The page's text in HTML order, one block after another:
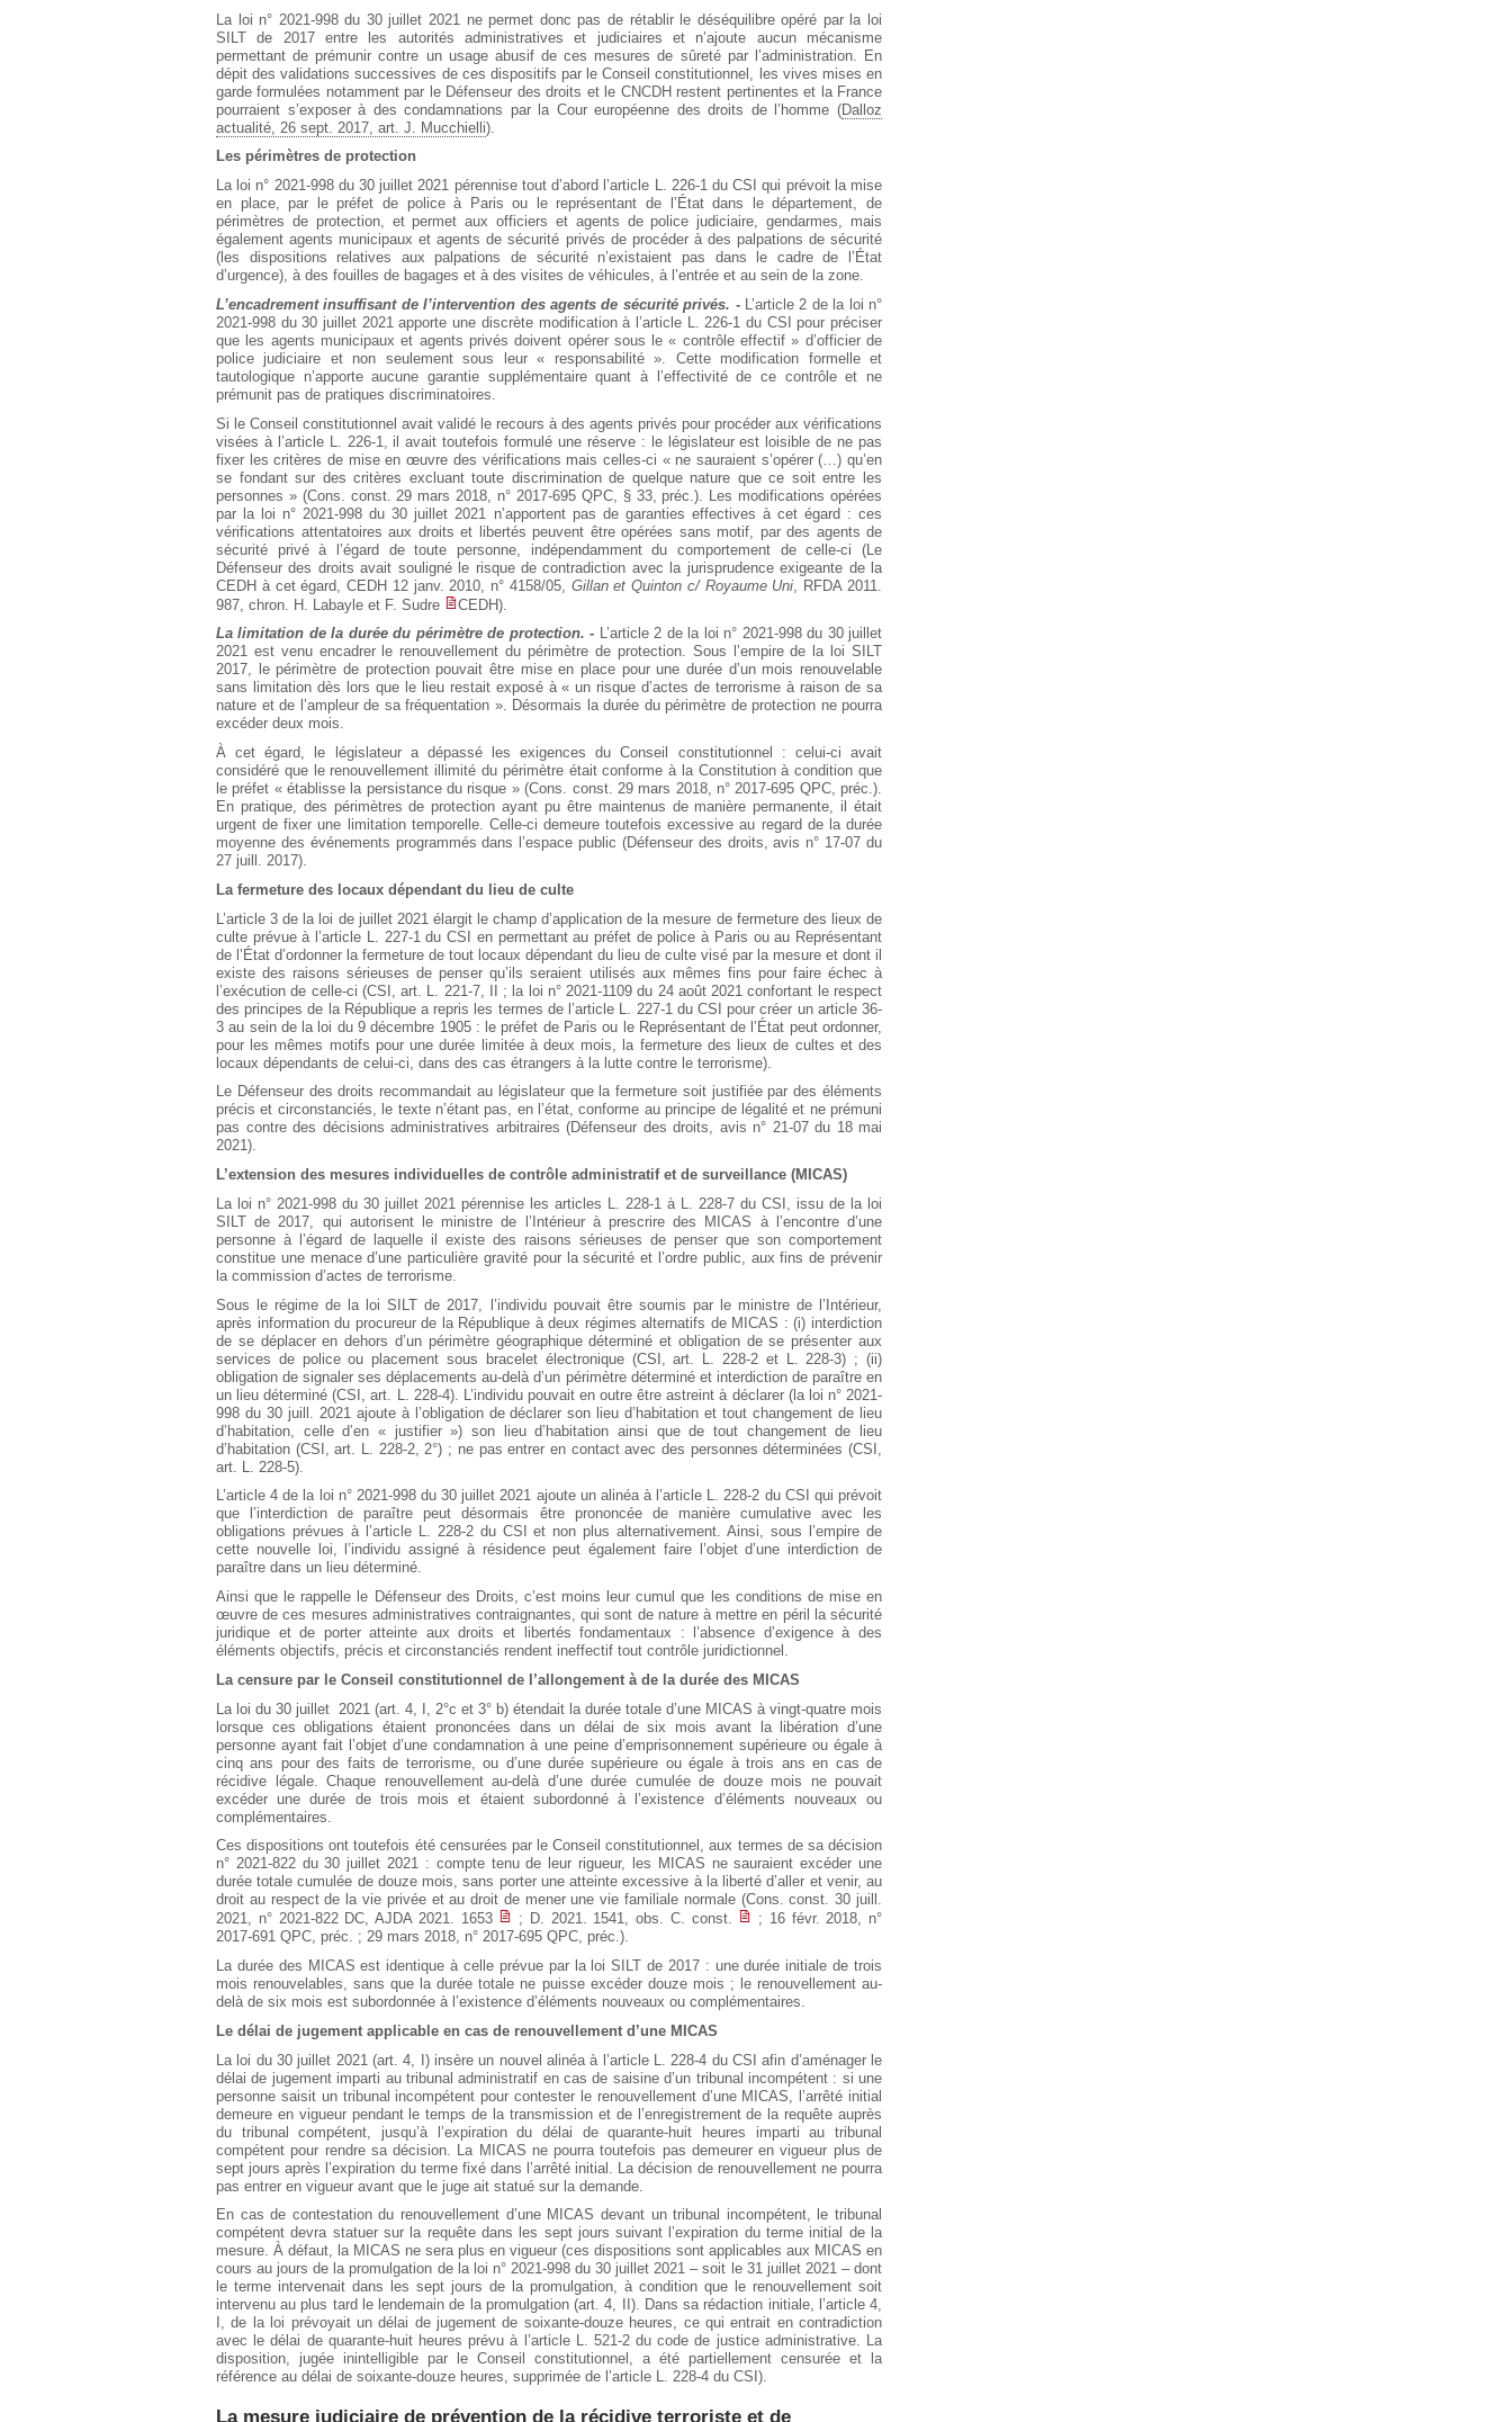
La loi n° 2021-998 du 30 juillet 2021 ne permet donc pas de rétablir le déséquilibre opéré par la loi
SILT de 2017 entre les autorités administratives et judiciaires et n’ajoute aucun mécanisme
permettant de prémunir contre un usage abusif de ces mesures de sûreté par l’administration. En
dépit des validations successives de ces dispositifs par le Conseil constitutionnel, les vives mises en
garde formulées notamment par le Défenseur des droits et le CNCDH restent pertinentes et la France
pourraient s’exposer à des condamnations par la Cour européenne des droits de l’homme (Dalloz
actualité, 26 sept. 2017, art. J. Mucchielli).
Les périmètres de protection
La loi n° 2021-998 du 30 juillet 2021 pérennise tout d’abord l’article L. 226-1 du CSI qui prévoit la mise
en place, par le préfet de police à Paris ou le représentant de l’État dans le département, de
périmètres de protection, et permet aux officiers et agents de police judiciaire, gendarmes, mais
également agents municipaux et agents de sécurité privés de procéder à des palpations de sécurité
(les dispositions relatives aux palpations de sécurité n’existaient pas dans le cadre de l’État
d’urgence), à des fouilles de bagages et à des visites de véhicules, à l’entrée et au sein de la zone.
L’encadrement insuffisant de l’intervention des agents de sécurité privés. -L’article 2 de la loi n°
2021-998 du 30 juillet 2021 apporte une discrète modification à l’article L. 226-1 du CSI pour préciser
que les agents municipaux et agents privés doivent opérer sous le « contrôle effectif » d’officier de
police judiciaire et non seulement sous leur « responsabilité ». Cette modification formelle et
tautologique n’apporte aucune garantie supplémentaire quant à l’effectivité de ce contrôle et ne
prémunit pas de pratiques discriminatoires.
Si le Conseil constitutionnel avait validé le recours à des agents privés pour procéder aux vérifications
visées à l’article L. 226-1, il avait toutefois formulé une réserve : le législateur est loisible de ne pas
fixer les critères de mise en œuvre des vérifications mais celles-ci « ne sauraient s’opérer (…) qu’en
se fondant sur des critères excluant toute discrimination de quelque nature que ce soit entre les
personnes » (Cons. const. 29 mars 2018, n° 2017-695 QPC, § 33, préc.). Les modifications opérées
par la loi n° 2021-998 du 30 juillet 2021 n’apportent pas de garanties effectives à cet égard : ces
vérifications attentatoires aux droits et libertés peuvent être opérées sans motif, par des agents de
sécurité privé à l’égard de toute personne, indépendamment du comportement de celle-ci (Le
Défenseur des droits avait souligné le risque de contradiction avec la jurisprudence exigeante de la
CEDH à cet égard, CEDH 12 janv. 2010, n° 4158/05, Gillan et Quinton c/ Royaume Uni , RFDA 2011.
987, chron. H. Labayle et F. Sudre
CEDH).
La limitation de la durée du périmètre de protection. - L’article 2 de la loi n° 2021-998 du 30 juillet
2021 est venu encadrer le renouvellement du périmètre de protection. Sous l’empire de la loi SILT
2017, le périmètre de protection pouvait être mise en place pour une durée d’un mois renouvelable
sans limitation dès lors que le lieu restait exposé à « un risque d’actes de terrorisme à raison de sa
nature et de l’ampleur de sa fréquentation ». Désormais la durée du périmètre de protection ne pourra
excéder deux mois.
À cet égard, le législateur a dépassé les exigences du Conseil constitutionnel : celui-ci avait
considéré que le renouvellement illimité du périmètre était conforme à la Constitution à condition que
le préfet « établisse la persistance du risque » (Cons. const. 29 mars 2018, n° 2017-695 QPC, préc.).
En pratique, des périmètres de protection ayant pu être maintenus de manière permanente, il était
urgent de fixer une limitation temporelle. Celle-ci demeure toutefois excessive au regard de la durée
moyenne des événements programmés dans l’espace public (Défenseur des droits, avis n° 17-07 du
27 juill. 2017).
La fermeture des locaux dépendant du lieu de culte
L’article 3 de la loi de juillet 2021 élargit le champ d’application de la mesure de fermeture des lieux de
culte prévue à l’article L. 227-1 du CSI en permettant au préfet de police à Paris ou au Représentant
de l’État d’ordonner la fermeture de tout locaux dépendant du lieu de culte visé par la mesure et dont il
existe des raisons sérieuses de penser qu’ils seraient utilisés aux mêmes fins pour faire échec à
l’exécution de celle-ci (CSI, art. L. 221-7, II ; la loi n° 2021-1109 du 24 août 2021 confortant le respect
des principes de la République a repris les termes de l’article L. 227-1 du CSI pour créer un article 36-
3 au sein de la loi du 9 décembre 1905 : le préfet de Paris ou le Représentant de l’État peut ordonner,
pour les mêmes motifs pour une durée limitée à deux mois, la fermeture des lieux de cultes et des
locaux dépendants de celui-ci, dans des cas étrangers à la lutte contre le terrorisme).
Le Défenseur des droits recommandait au législateur que la fermeture soit justifiée par des éléments
précis et circonstanciés, le texte n’étant pas, en l’état, conforme au principe de légalité et ne prémuni
pas contre des décisions administratives arbitraires (Défenseur des droits, avis n° 21-07 du 18 mai
2021).
L’extension des mesures individuelles de contrôle administratif et de surveillance (MICAS)
La loi n° 2021-998 du 30 juillet 2021 pérennise les articles L. 228-1 à L. 228-7 du CSI, issu de la loi
SILT de 2017, qui autorisent le ministre de l’Intérieur à prescrire des MICAS à l’encontre d’une
personne à l’égard de laquelle il existe des raisons sérieuses de penser que son comportement
constitue une menace d’une particulière gravité pour la sécurité et l’ordre public, aux fins de prévenir
la commission d’actes de terrorisme.
Sous le régime de la loi SILT de 2017, l’individu pouvait être soumis par le ministre de l’Intérieur,
après information du procureur de la République à deux régimes alternatifs de MICAS : (i) interdiction
de se déplacer en dehors d’un périmètre géographique déterminé et obligation de se présenter aux
services de police ou placement sous bracelet électronique (CSI, art. L. 228-2 et L. 228-3) ; (ii)
obligation de signaler ses déplacements au-delà d’un périmètre déterminé et interdiction de paraître en
un lieu déterminé (CSI, art. L. 228-4). L’individu pouvait en outre être astreint à déclarer (la loi n° 2021-
998 du 30 juill. 2021 ajoute à l’obligation de déclarer son lieu d’habitation et tout changement de lieu
d’habitation, celle d’en « justifier ») son lieu d’habitation ainsi que de tout changement de lieu
d’habitation (CSI, art. L. 228-2, 2°) ; ne pas entrer en contact avec des personnes déterminées (CSI,
art. L. 228-5).
L’article 4 de la loi n° 2021-998 du 30 juillet 2021 ajoute un alinéa à l’article L. 228-2 du CSI qui prévoit
que l’interdiction de paraître peut désormais être prononcée de manière cumulative avec les
obligations prévues à l’article L. 228-2 du CSI et non plus alternativement. Ainsi, sous l’empire de
cette nouvelle loi, l’individu assigné à résidence peut également faire l’objet d’une interdiction de
paraître dans un lieu déterminé.
Ainsi que le rappelle le Défenseur des Droits, c’est moins leur cumul que les conditions de mise en
œuvre de ces mesures administratives contraignantes, qui sont de nature à mettre en péril la sécurité
juridique et de porter atteinte aux droits et libertés fondamentaux : l’absence d’exigence à des
éléments objectifs, précis et circonstanciés rendent ineffectif tout contrôle juridictionnel.
La censure par le Conseil constitutionnel de l’allongement à de la durée des MICAS
La loi du 30 juillet 2021 (art. 4, I, 2°c et 3° b) étendait la durée totale d’une MICAS à vingt-quatre mois
lorsque ces obligations étaient prononcées dans un délai de six mois avant la libération d’une
personne ayant fait l’objet d’une condamnation à une peine d’emprisonnement supérieure ou égale à
cinq ans pour des faits de terrorisme, ou d’une durée supérieure ou égale à trois ans en cas de
récidive légale. Chaque renouvellement au-delà d’une durée cumulée de douze mois ne pouvait
excéder une durée de trois mois et étaient subordonné à l’existence d’éléments nouveaux ou
complémentaires.
Ces dispositions ont toutefois été censurées par le Conseil constitutionnel, aux termes de sa décision
n° 2021-822 du 30 juillet 2021 : compte tenu de leur rigueur, les MICAS ne sauraient excéder une
durée totale cumulée de douze mois, sans porter une atteinte excessive à la liberté d’aller et venir, au
droit au respect de la vie privée et au droit de mener une vie familiale normale (Cons. const. 30 juill.
2021, n° 2021-822 DC, AJDA 2021. 1653
; D. 2021. 1541, obs. C. const.
; 16 févr. 2018, n°
2017-691 QPC, préc. ; 29 mars 2018, n° 2017-695 QPC, préc.).
La durée des MICAS est identique à celle prévue par la loi SILT de 2017 : une durée initiale de trois
mois renouvelables, sans que la durée totale ne puisse excéder douze mois ; le renouvellement au-
delà de six mois est subordonnée à l’existence d’éléments nouveaux ou complémentaires.
Le délai de jugement applicable en cas de renouvellement d’une MICAS
La loi du 30 juillet 2021 (art. 4, I) insère un nouvel alinéa à l’article L. 228-4 du CSI afin d’aménager le
délai de jugement imparti au tribunal administratif en cas de saisine d’un tribunal incompétent : si une
personne saisit un tribunal incompétent pour contester le renouvellement d’une MICAS, l’arrêté initial
demeure en vigueur pendant le temps de la transmission et de l’enregistrement de la requête auprès
du tribunal compétent, jusqu’à l’expiration du délai de quarante-huit heures imparti au tribunal
compétent pour rendre sa décision. La MICAS ne pourra toutefois pas demeurer en vigueur plus de
sept jours après l’expiration du terme fixé dans l’arrêté initial. La décision de renouvellement ne pourra
pas entrer en vigueur avant que le juge ait statué sur la demande.
En cas de contestation du renouvellement d’une MICAS devant un tribunal incompétent, le tribunal
compétent devra statuer sur la requête dans les sept jours suivant l’expiration du terme initial de la
mesure. À défaut, la MICAS ne sera plus en vigueur (ces dispositions sont applicables aux MICAS en
cours au jours de la promulgation de la loi n° 2021-998 du 30 juillet 2021 – soit le 31 juillet 2021 – dont
le terme intervenait dans les sept jours de la promulgation, à condition que le renouvellement soit
intervenu au plus tard le lendemain de la promulgation (art. 4, II). Dans sa rédaction initiale, l’article 4,
I, de la loi prévoyait un délai de jugement de soixante-douze heures, ce qui entrait en contradiction
avec le délai de quarante-huit heures prévu à l’article L. 521-2 du code de justice administrative. La
disposition, jugée inintelligible par le Conseil constitutionnel, a été partiellement censurée et la
référence au délai de soixante-douze heures, supprimée de l’article L. 228-4 du CSI).
La mesure judiciaire de prévention de la récidive terroriste et de